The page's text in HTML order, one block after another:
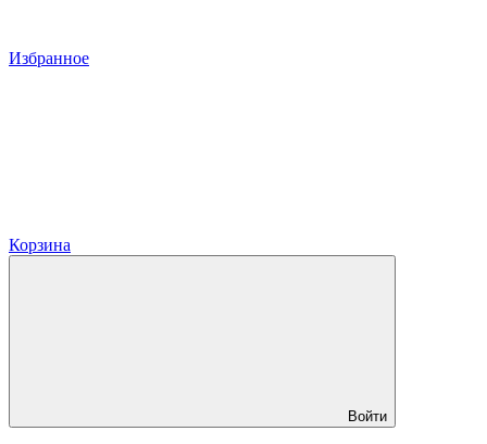
Избранное
Корзина
Войти